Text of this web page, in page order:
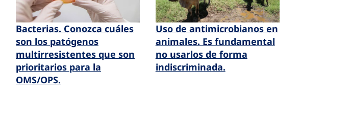
Bacterias. Conozca cuáles
son los patógenos
multirresistentes que son
prioritarios para la
OMS/OPS.
Uso de antimicrobianos en
animales. Es fundamental
no usarlos de forma
indiscriminada.